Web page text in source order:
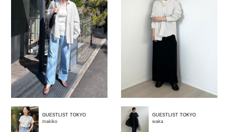
GUESTLIST TOKYO
makiko
GUESTLIST TOKYO
waka